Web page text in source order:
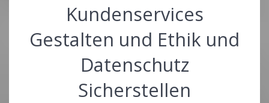
Kundenservices
Gestalten und Ethik und
Datenschutz
Sicherstellen